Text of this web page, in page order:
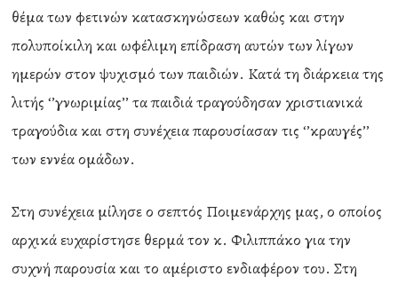
θέμα των φετινών κατασκηνώσεων καθώς και στην
πολυποίκιλη και ωφέλιμη επίδραση αυτών των λίγων
ημερών στον ψυχισμό των παιδιών. Κατά τη διάρκεια της
λιτής ‘’γνωριμίας’’ τα παιδιά τραγούδησαν χριστιανικά
τραγούδια και στη συνέχεια παρουσίασαν τις ‘’κραυγές’’
των εννέα ομάδων.
Στη συνέχεια μίλησε ο σεπτός Ποιμενάρχης μας, ο οποίος
αρχικά ευχαρίστησε θερμά τον κ. Φιλιππάκο για την
συχνή παρουσία και το αμέριστο ενδιαφέρον του. Στη